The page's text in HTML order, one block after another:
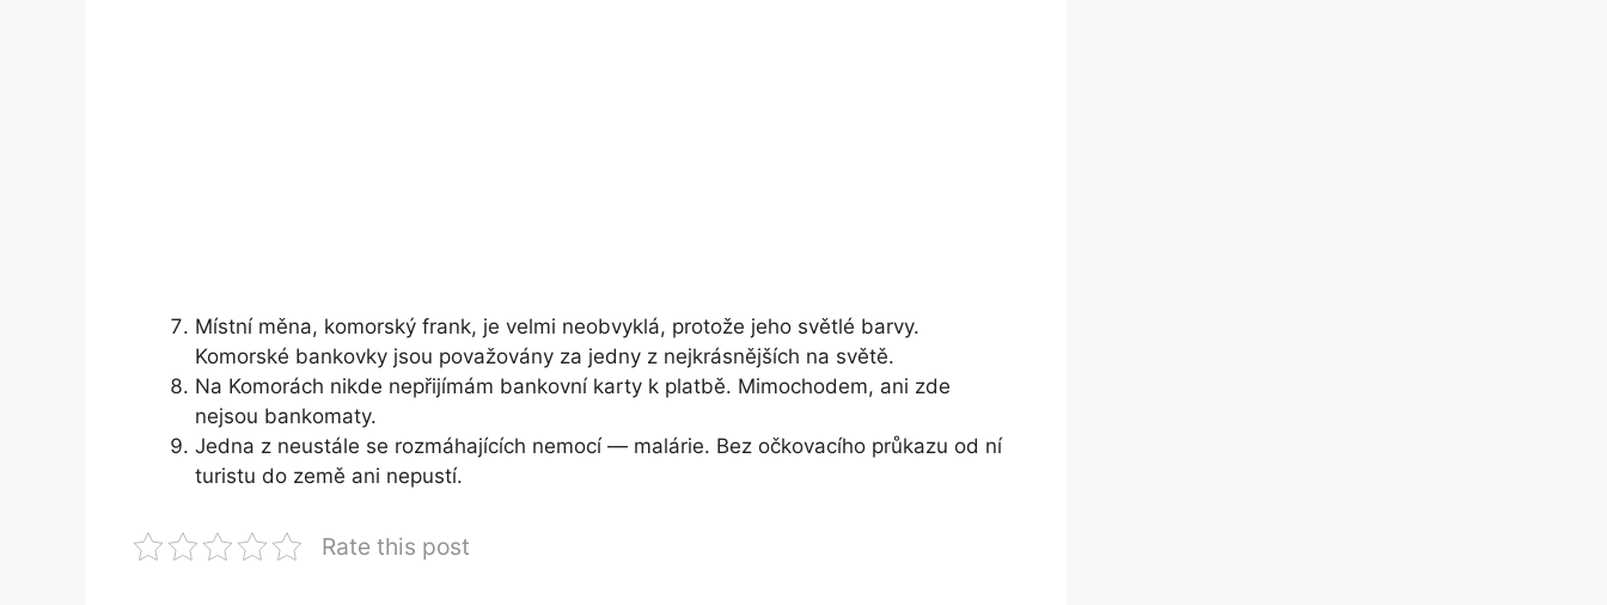
Místní měna, komorský frank, je velmi neobvyklá, protože jeho světlé barvy.
Komorské bankovky jsou považovány za jedny z nejkrásnějších na světě.
Na Komorách nikde nepřijímám bankovní karty k platbě. Mimochodem, ani zde
nejsou bankomaty.
Jedna z neustále se rozmáhajících nemocí — malárie. Bez očkovacího průkazu od ní
turistu do země ani nepustí.
Rate this post